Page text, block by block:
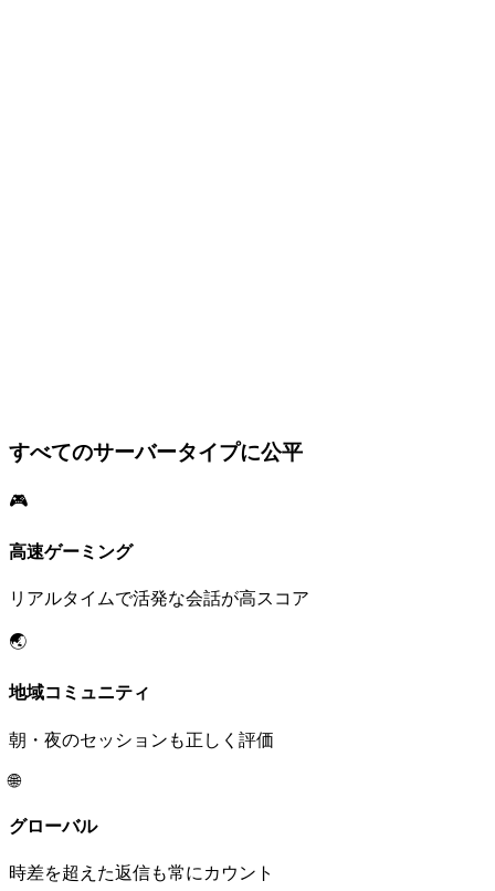
すべてのサーバータイプに公平
🎮
高速ゲーミング
リアルタイムで活発な会話が高スコア
🌏
地域コミュニティ
朝・夜のセッションも正しく評価
🌐
グローバル
時差を超えた返信も常にカウント